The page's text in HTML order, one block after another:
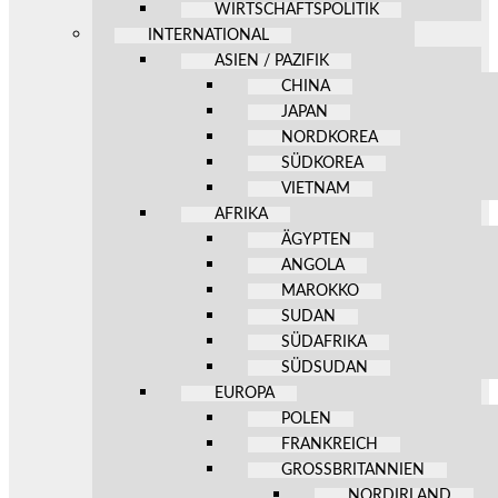
WIRTSCHAFTSPOLITIK
INTERNATIONAL
ASIEN / PAZIFIK
CHINA
JAPAN
NORDKOREA
SÜDKOREA
VIETNAM
AFRIKA
ÄGYPTEN
ANGOLA
MAROKKO
SUDAN
SÜDAFRIKA
SÜDSUDAN
EUROPA
POLEN
FRANKREICH
GROSSBRITANNIEN